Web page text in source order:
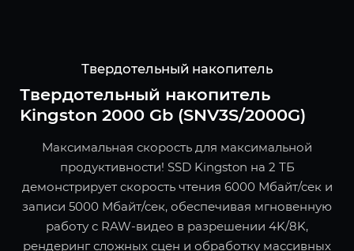
Твердотельный накопитель
Твердотельный накопитель
Kingston 2000 Gb (SNV3S/2000G)
Максимальная скорость для максимальной
продуктивности! SSD Kingston на 2 ТБ
демонстрирует скорость чтения 6000 Мбайт/сек и
записи 5000 Мбайт/сек, обеспечивая мгновенную
работу с RAW-видео в разрешении 4K/8K,
рендеринг сложных сцен и обработку массивных